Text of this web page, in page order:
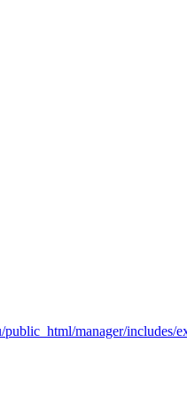
manager/includes/